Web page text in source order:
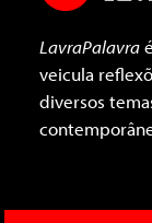
LavraPalavra
veicula
diversos